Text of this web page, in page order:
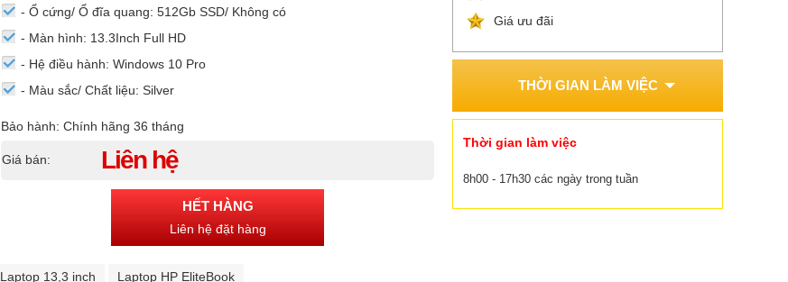
- Ổ cứng/ Ổ đĩa quang: 512Gb SSD/ Không có
- Màn hình: 13.3Inch Full HD
- Hệ điều hành: Windows 10 Pro
- Màu sắc/ Chất liệu: Silver
Bảo hành: Chính hãng 36 tháng
Giá bán: Liên hệ
HẾT HÀNG
Liên hệ đặt hàng
Giá ưu đãi
THỜI GIAN LÀM VIỆC
Thời gian làm việc
8h00 - 17h30 các ngày trong tuần
Laptop 13,3 inch Laptop HP EliteBook